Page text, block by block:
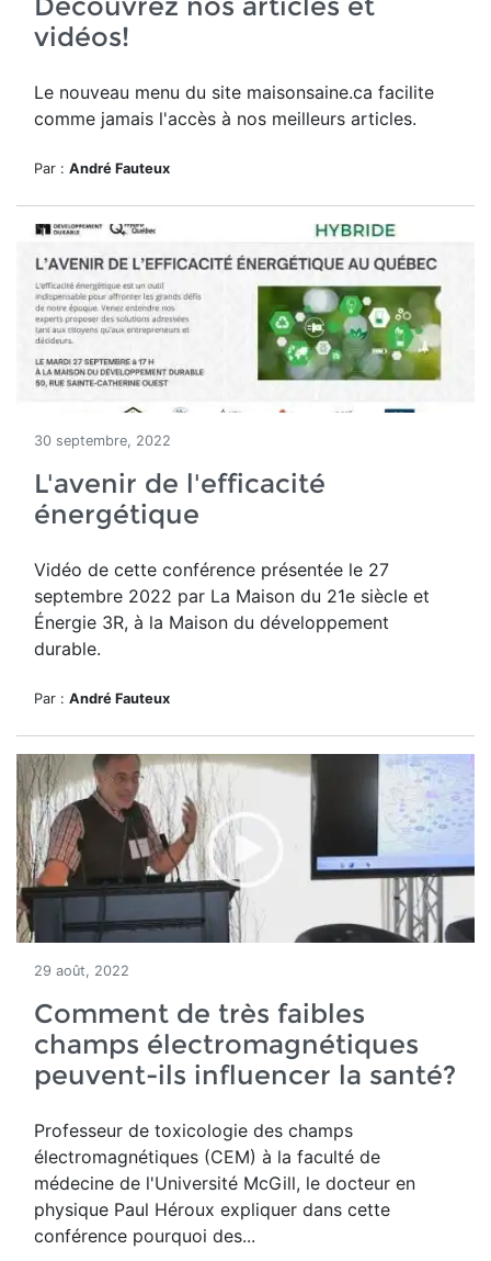
vidéos!
Le nouveau menu du site maisonsaine.ca facilite
comme jamais l'accès à nos meilleurs articles.
Par : André Fauteux
30 septembre, 2022
L'avenir de l'efficacité
énergétique
Vidéo de cette conférence présentée le 27
septembre 2022 par La Maison du 21e siècle et
Énergie 3R, à la Maison du développement
durable.
Par : André Fauteux
29 août, 2022
Comment de très faibles
champs électromagnétiques
peuvent-ils influencer la santé?
Professeur de toxicologie des champs
électromagnétiques (CEM) à la faculté de
médecine de l'Université McGill, le docteur en
physique Paul Héroux expliquer dans cette
conférence pourquoi des...